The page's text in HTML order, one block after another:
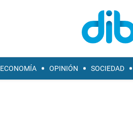
ECONOMÍA OPINIÓN SOCIEDAD